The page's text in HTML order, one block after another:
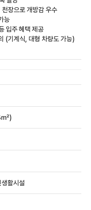
장으로 개방감 우수
능
입주 혜택 제공
(기계식, 대형 차량도 가능)
)
활시설